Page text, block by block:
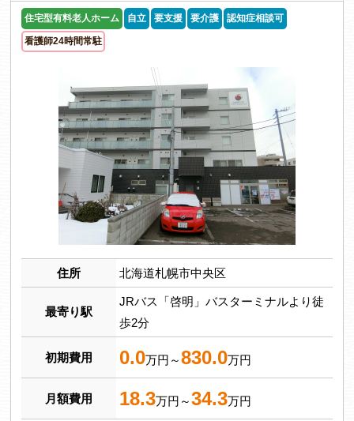
住宅型有料老人ホーム 自立 要支援 要介護 認知症相談可
看護師24時間常駐
住所 北海道札幌市中央区
最寄り駅
JRバス「啓明」バスターミナルより徒
歩2分
初期費用 0.0万円～830.0万円
月額費用 18.3万円～34.3万円